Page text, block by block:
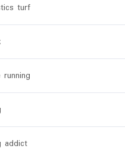
turf
addict